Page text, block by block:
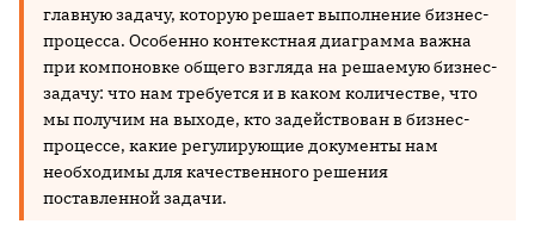
главную задачу, которую решает выполнение бизнес-
процесса. Особенно контекстная диаграмма важна
при компоновке общего взгляда на решаемую бизнес-
задачу: что нам требуется и в каком количестве, что
мы получим на выходе, кто задействован в бизнес-
процессе, какие регулирующие документы нам
необходимы для качественного решения
поставленной задачи.